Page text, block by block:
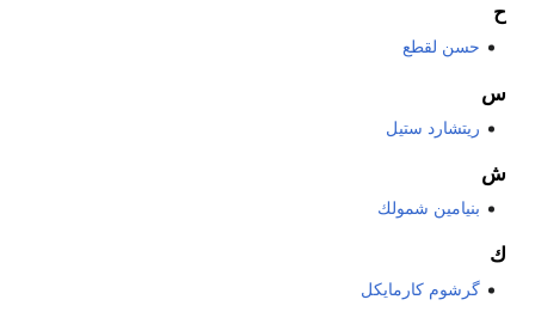
ح
حسن لقطع
س
ريتشارد ستيل
ش
بنيامين شمولك
ك
گرشوم كارمايكل